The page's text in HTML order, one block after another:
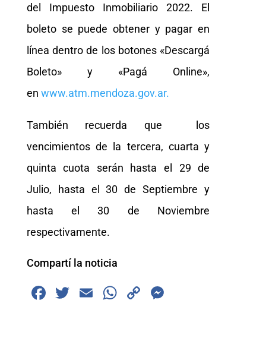
del Impuesto Inmobiliario 2022. El
boleto se puede obtener y pagar en
línea dentro de los botones «Descargá
Boleto» y «Pagá Online»,
en www.atm.mendoza.gov.ar.
También recuerda que los
vencimientos de la tercera, cuarta y
quinta cuota serán hasta el 29 de
Julio, hasta el 30 de Septiembre y
hasta el 30 de Noviembre
respectivamente.
Compartí la noticia
F
T
E
W
C